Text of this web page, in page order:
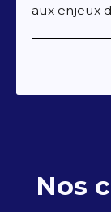
aux enjeux
Nos